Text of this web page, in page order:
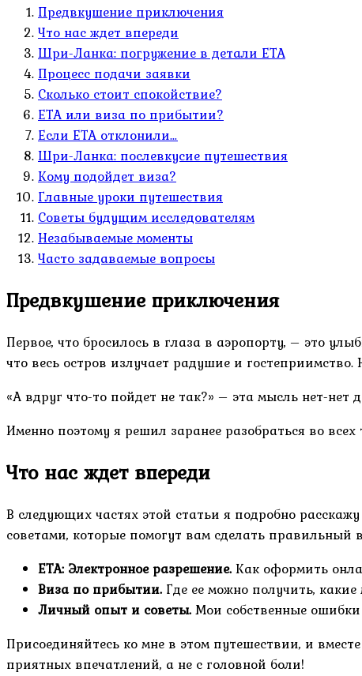
Предвкушение приключения
Что нас ждет впереди
Шри-Ланка: погружение в детали ETA
Процесс подачи заявки
Сколько стоит спокойствие?
ETA или виза по прибытии?
Если ETA отклонили…
Шри-Ланка: послевкусие путешествия
Кому подойдет виза?
Главные уроки путешествия
Советы будущим исследователям
Незабываемые моменты
Часто задаваемые вопросы
Предвкушение приключения
Первое, что бросилось в глаза в аэропорту, – это
что весь остров излучает радушие и
«А вдруг что-то пойдет не так?» – эта мысль нет-нет
Именно поэтому я решил заранее разобраться во
Что нас ждет впереди
В следующих частях этой статьи я подробно
советами, которые помогут вам сделать
ETA: Электронное разрешение.Как оформить
Виза по прибытии. Где ее можно получить,
Личный опыт и советы.Мои собственные
Присоединяйтесь ко мне в этом путешествии, и
приятных впечатлений, а не с головной боли!